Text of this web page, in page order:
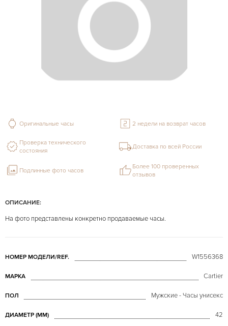
ОПИСАНИЕ:
На фото представлены конкретно продаваемые часы.
НОМЕР МОДЕЛИ/REF. W1556368
МАРКА Cartier
ПОЛ Мужские - Часы унисекс
ДИАМЕТР (MM) 42
Оригинальные часы 2 недели на возврат часов
Проверка технического
состояния
Доставка по всей России
Подлинные фото часов
Более 100 проверенных
отзывов